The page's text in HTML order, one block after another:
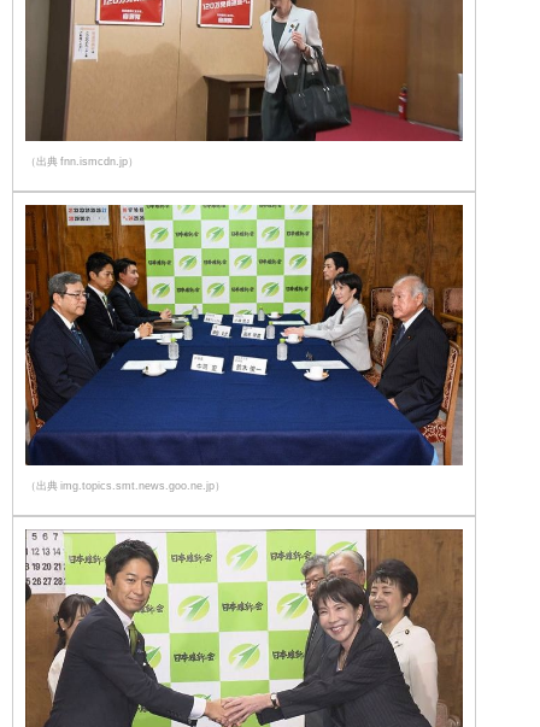
（出典 fnn.ismcdn.jp）
（出典 img.topics.smt.news.goo.ne.jp）